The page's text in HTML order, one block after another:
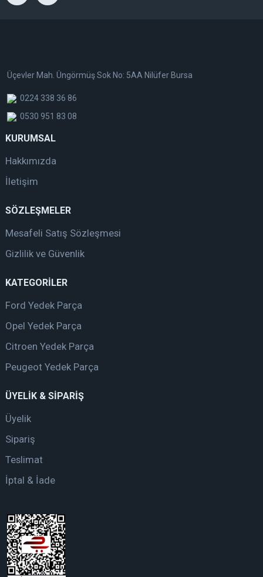
Üçevler Mah. Üngörmüş Sok No: 5AA Nilüfer Bursa
0224 338 36 86
0530 951 83 08
KURUMSAL
Hakkımızda
İletişim
SÖZLEŞMELER
Mesafeli Satış Sözleşmesi
Gizlilik ve Güvenlik
KATEGORİLER
Ford Yedek Parça
Opel Yedek Parça
Citroen Yedek Parça
Peugeot Yedek Parça
ÜYELİK & SİPARİŞ
Üyelik
Sipariş
Teslimat
İptal & İade